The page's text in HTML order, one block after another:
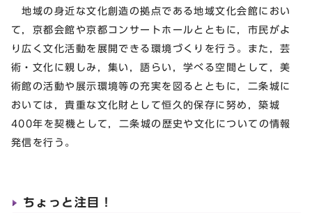
地域の身近な文化創造の拠点である地域文化会館におい
て，京都会館や京都コンサートホールとともに，市民がよ
り広く文化活動を展開できる環境づくりを行う。また，芸
術・文化に親しみ，集い，語らい，学べる空間として，美
術館の活動や展示環境等の充実を図るとともに，二条城に
おいては，貴重な文化財として恒久的保存に努め，築城
400年を契機として，二条城の歴史や文化についての情報
発信を行う。
ちょっと注目！